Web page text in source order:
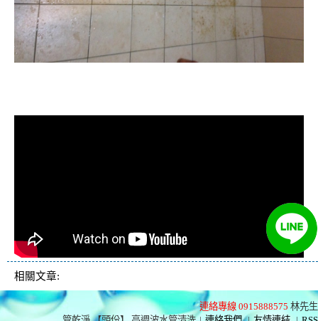
相關文章:
連絡專線 0915888575 林先生